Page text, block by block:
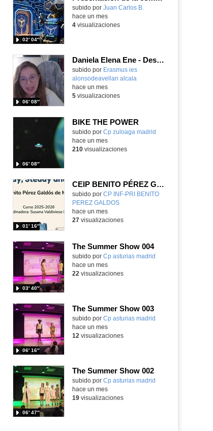
Contenido educativo.
subido por Juan Carlos B.
02′ 04″
hace un mes
4visualizaciones
Daniela Elena Ene - Desarrollo de Aplicaciones Web - Reykjavik - Islandia 2026
subido por Erasmus ies
alonsodeavellan alcala
06′ 08″
hace un mes
5visualizaciones
BIKE THE POWER
Contenido educativo.
subido por Cp zuloaga madrid
06′ 08″
hace un mes
210visualizaciones
CEIP BENITO PÉREZ GALDÓS READY, STEADY & GO
Contenido educativo.
subido por CP INF-PRI BENITO
PEREZ GALDOS
01′ 16″
-
hace un mes
27visualizaciones
The Summer Show 004
Contenido educativo.
subido por Cp asturias madrid
03′ 40″
hace un mes
22 visualizaciones
The Summer Show 003
Contenido educativo.
subido por Cp asturias madrid
06′ 16″
hace un mes
12 visualizaciones
The Summer Show 002
Contenido educativo.
subido por Cp asturias madrid
06′ 47″
hace un mes
19visualizaciones